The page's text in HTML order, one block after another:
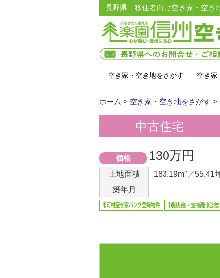
長野県 移住者向け空き家・空き
空き家・空き地をさがす 空き家
ホーム > 空き家・空き地をさがす >
中古住宅
価格 130万円
土地面積 183.19m2 ／55.41
築年月